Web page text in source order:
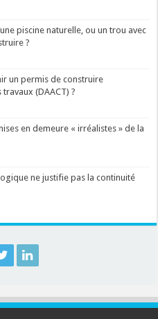
piscine naturelle, ou un trou avec
?
un permis de construire
(DAACT) ?
en demeure « irréalistes » de la
ne justifie pas la continuité